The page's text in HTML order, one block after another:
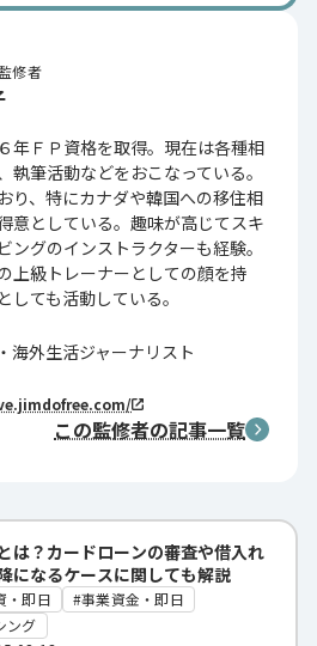
修者
年ＦＰ資格を取得。現在は各種相
執筆活動などをおこなっている。
り、特にカナダや韓国への移住相
意としている。趣味が高じてスキ
ングのインストラクターも経験。
上級トレーナーとしての顔を持
ても活動している。
海外生活ジャーナリスト
この監修者の記事一覧
は？カードローンの審査や借入れ
になるケースに関しても解説
・即日
事業資金・即日
ング